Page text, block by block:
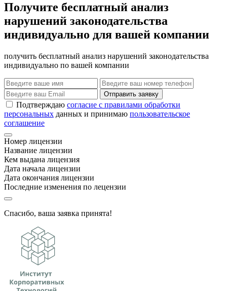
Получите бесплатный анализ
нарушений законодательства
индивидуально для вашей компании
получить бесплатный анализ нарушений законодательства
индивидуально по вашей компании
Отправить заявку
Подтверждаю согласие с правилами обработки
персональных данных и принимаю пользовательское
соглашение
Номер лицензии
Название лицензии
Кем выдана лицензия
Дата начала лицензии
Дата окончания лицензии
Последние изменения по лецензии
Спасибо, ваша заявка принята!